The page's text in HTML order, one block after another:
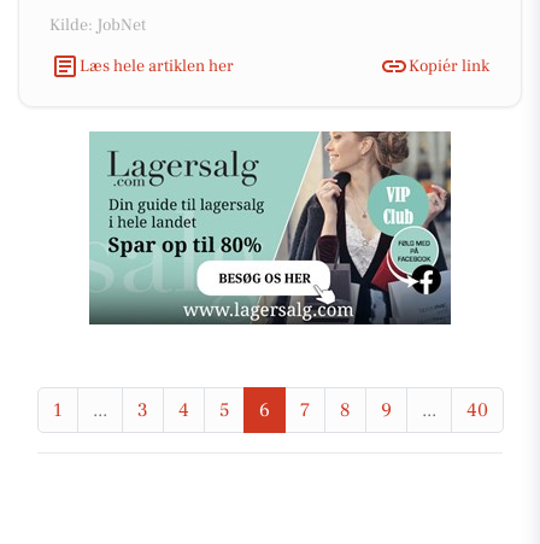
Kilde: JobNet
Læs hele artiklen her
Kopiér link
1 ... 3 4 5 6 7 8 9 ... 40